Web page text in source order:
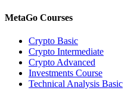
MetaGo Courses
Crypto Basic
Crypto Intermediate
Crypto Advanced
Investments Course
Technical Analysis Basic